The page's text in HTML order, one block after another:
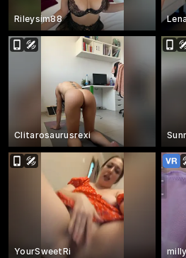
Rileysim88
Clitarosaurusrexi
YourSweetRi